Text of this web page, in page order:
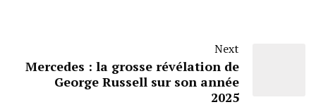
Next
Mercedes : la grosse révélation de
George Russell sur son année
2025